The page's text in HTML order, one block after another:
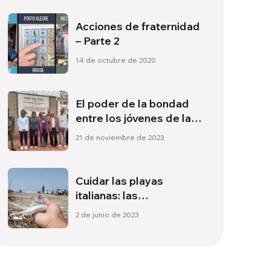
Acciones de fraternidad
– Parte 2
14 de octubre de 2020
El poder de la bondad
entre los jóvenes de la
cárcel de menores
21 de noviembre de 2023
Cuidar las playas
italianas: las
experiencias de los más
2 de junio de 2023